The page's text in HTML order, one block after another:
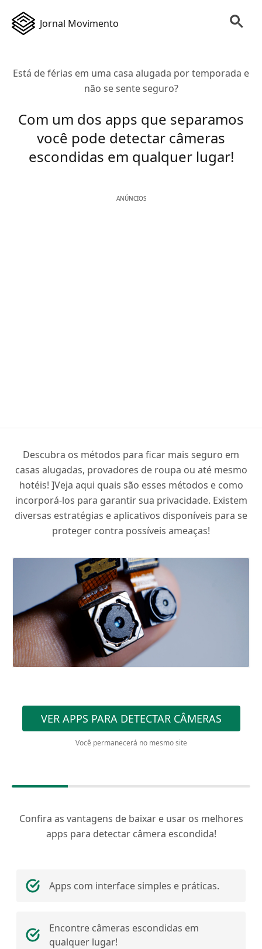
Jornal Movimento
Está de férias em uma casa alugada por temporada e
não se sente seguro?
Com um dos apps que separamos
você pode detectar câmeras
escondidas em qualquer lugar!
ANÚNCIOS
Descubra os métodos para ficar mais seguro em
casas alugadas, provadores de roupa ou até mesmo
hotéis! ]Veja aqui quais são esses métodos e como
incorporá-los para garantir sua privacidade. Existem
diversas estratégias e aplicativos disponíveis para se
proteger contra possíveis ameaças!
VER APPS PARA DETECTAR CÂMERAS
Você permanecerá no mesmo site
Confira as vantagens de baixar e usar os melhores
apps para detectar câmera escondida!
Apps com interface simples e práticas.
Encontre câmeras escondidas em
qualquer lugar!